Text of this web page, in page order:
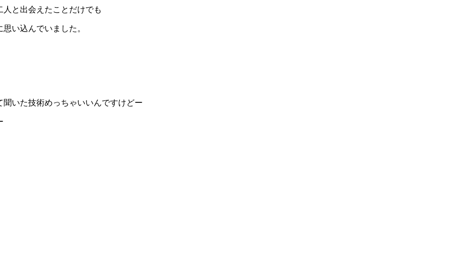
と出会えたことだけでも
い込んでいました。
いた技術めっちゃいいんですけどー